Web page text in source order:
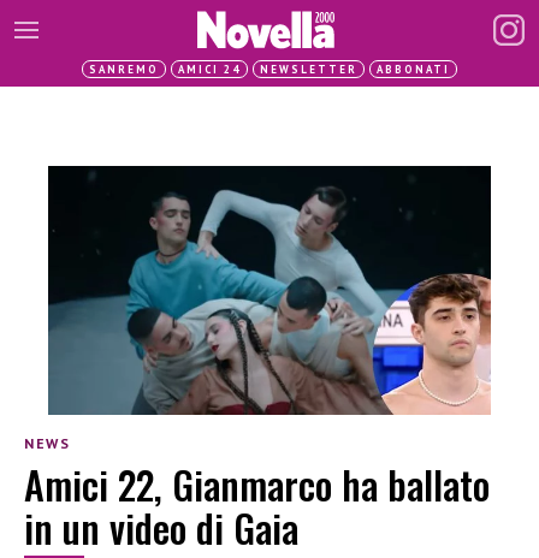
SANREMO AMICI 24 NEWSLETTER ABBONATI
NEWS
Amici 22, Gianmarco ha ballato
in un video di Gaia